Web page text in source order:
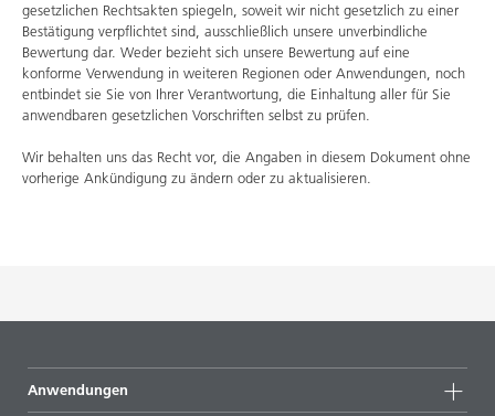
gesetzlichen Rechtsakten spiegeln, soweit wir nicht gesetzlich zu einer
Bestätigung verpflichtet sind, ausschließlich unsere unverbindliche
Bewertung dar. Weder bezieht sich unsere Bewertung auf eine
konforme Verwendung in weiteren Regionen oder Anwendungen, noch
entbindet sie Sie von Ihrer Verantwortung, die Einhaltung aller für Sie
anwendbaren gesetzlichen Vorschriften selbst zu prüfen.
Wir behalten uns das Recht vor, die Angaben in diesem Dokument ohne
vorherige Ankündigung zu ändern oder zu aktualisieren.
Anwendungen